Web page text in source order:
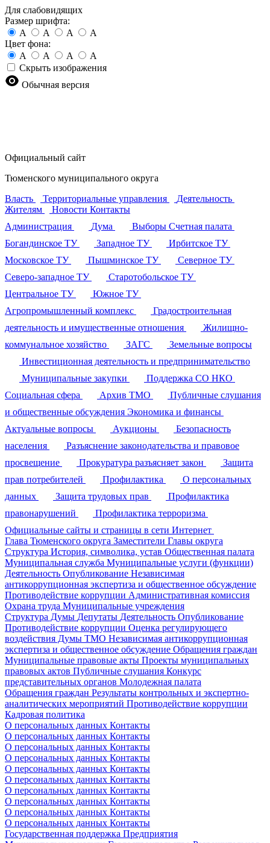
Для слабовидящих
Размер шрифта:
A
A A
A
Цвет фона:
A
A A
A
Скрыть изображения
Обычная версия
Официальный сайт
Тюменского муниципального округа
Власть
Территориальные управления
Деятельность
Жителям
Новости Контакты
Администрация
Дума Выборы Счетная палата
Богандинское ТУ
Западное ТУ
Ирбитское ТУ
Московское ТУ
Пышминское ТУ
Северное ТУ
Северо-западное ТУ
Старотобольское ТУ
Центральное ТУ
Южное ТУ
Агропромышленный комплекс
Градостроительная
деятельность и имущественные отношения
Жилищно-
коммунальное хозяйство
ЗАГС
Земельные вопросы
Инвестиционная деятельность и предпринимательство
Муниципальные закупки
Поддержка СО НКО
Социальная сфера
Архив ТМО
Публичные слушания
и общественные обсуждения Экономика и финансы
Актуальные вопросы
Аукционы
Безопасность
населения
Разъяснение законодательства и правовое
просвещение
Прокуратура разъясняет закон
Защита
прав потребителей
Профилактика
О персональных
данных
Защита трудовых прав
Профилактика
правонарушений
Профилактика терроризма
Официальные сайты и страницы в сети Интернет
Глава Тюменского округа Заместители Главы округа
Структура История, символика, устав Общественная палата
Муниципальная служба Муниципальные услуги (функции)
Деятельность Опубликование Независимая
антикоррупционная экспертиза и общественное обсуждение
Противодействие коррупции Административная комиссия
Охрана труда Муниципальные учреждения
Структура Думы Депутаты Деятельность Опубликование
Противодействие коррупции Оценка регулирующего
воздействия Думы ТМО Независимая антикоррупционная
экспертиза и общественное обсуждение Обращения граждан
Муниципальные правовые акты Проекты муниципальных
правовых актов Публичные слушания Конкурс
представительных органов Молодежная палата
Обращения граждан Результаты контрольных и экспертно-
аналитических мероприятий Противодействие коррупции
Кадровая политика
О персональных данных Контакты
О персональных данных Контакты
О персональных данных Контакты
О персональных данных Контакты
О персональных данных Контакты
О персональных данных Контакты
О персональных данных Контакты
О персональных данных Контакты
О персональных данных Контакты
О персональных данных Контакты
Государственная поддержка Предприятия